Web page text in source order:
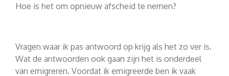
Hoe is het om opnieuw afscheid te nemen?
Vragen waar ik pas antwoord op krijg als het zo ver is.
Wat de antwoorden ook gaan zijn het is onderdeel
van emigreren. Voordat ik emigreerde ben ik vaak